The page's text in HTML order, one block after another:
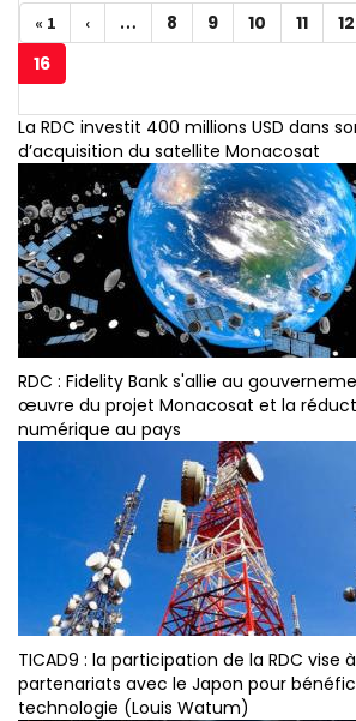
Première
page
« 1
Page
précédente
‹ … Page
8 Page
9 Page
10 Page
11 12
Page
courante
16
La RDC investit 400 millions USD dans
d’acquisition du satellite Monacosat
RDC : Fidelity Bank s'allie au
œuvre du projet Monacosat et la
numérique au pays
TICAD9 : la participation de la RDC vise
partenariats avec le Japon pour
technologie (Louis Watum)